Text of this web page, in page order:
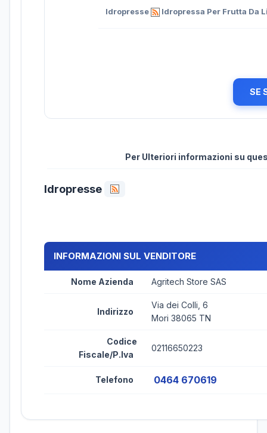
Idropresse Idropressa Per Frutta Da
SE
Per Ulteriori informazioni su
Idropresse
INFORMAZIONI SUL VENDITORE
Nome Azienda Agritech Store SAS
Indirizzo
Via dei Colli, 6
Mori 38065 TN
Codice
Fiscale/P.Iva
02116650223
Telefono 0464 670619